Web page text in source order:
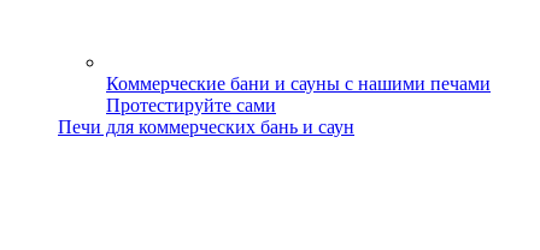
Коммерческие бани и сауны с нашими печами
Протестируйте сами
Печи для коммерческих бань и саун